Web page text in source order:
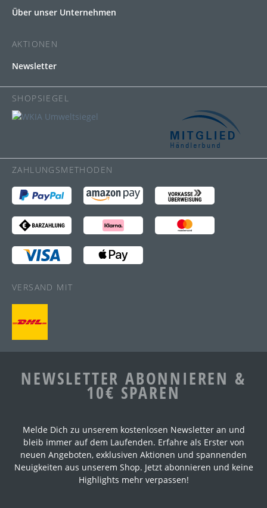
Über unser Unternehmen
AKTIONEN
Newsletter
SHOPSIEGEL
ZAHLUNGSMETHODEN
VERSAND MIT
NEWSLETTER ABONNIEREN &
10€ SPAREN
Melde Dich zu unserem kostenlosen Newsletter an und
bleib immer auf dem Laufenden. Erfahre als Erster von
neuen Angeboten, exklusiven Aktionen und spannenden
Neuigkeiten aus unserem Shop. Jetzt abonnieren und keine
Highlights mehr verpassen!